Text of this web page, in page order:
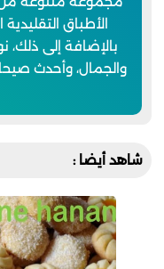
الأطباق التقليدية
بالإضافة إلى
والجمال، وأحدث
شاهد أيضا :